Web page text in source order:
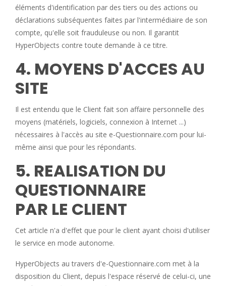
éléments d'identification par des tiers ou des actions ou
déclarations subséquentes faites par l'intermédiaire de son
compte, qu'elle soit frauduleuse ou non. Il garantit
HyperObjects contre toute demande à ce titre.
4. MOYENS D'ACCES AU
SITE
Il est entendu que le Client fait son affaire personnelle des
moyens (matériels, logiciels, connexion à Internet ...)
nécessaires à l'accès au site e-Questionnaire.com pour lui-
même ainsi que pour les répondants.
5. REALISATION DU
QUESTIONNAIRE
PAR LE CLIENT
Cet article n'a d'effet que pour le client ayant choisi d'utiliser
le service en mode autonome.
HyperObjects au travers d'e-Questionnaire.com met à la
disposition du Client, depuis l'espace réservé de celui-ci, une